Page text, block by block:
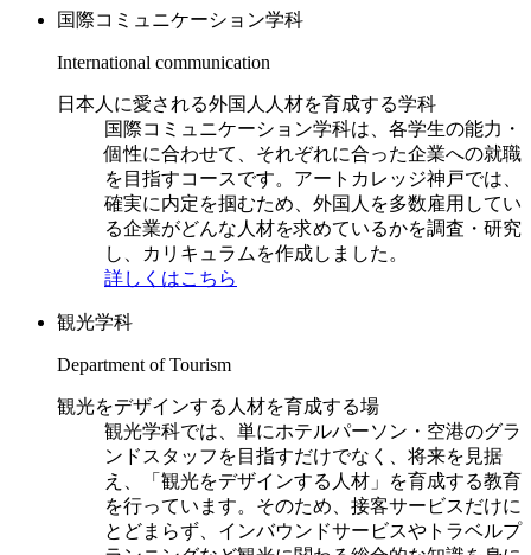
国際コミュニケーション学科
International communication
日本人に愛される外国人人材を育成する学科
国際コミュニケーション学科は、各学生の能力・
個性に合わせて、それぞれに合った企業への就職
を目指すコースです。アートカレッジ神戸では、
確実に内定を掴むため、外国人を多数雇用してい
る企業がどんな人材を求めているかを調査・研究
し、カリキュラムを作成しました。
詳しくはこちら
観光学科
Department of Tourism
観光をデザインする人材を育成する場
観光学科では、単にホテルパーソン・空港のグラ
ンドスタッフを目指すだけでなく、将来を見据
え、「観光をデザインする人材」を育成する教育
を行っています。そのため、接客サービスだけに
とどまらず、インバウンドサービスやトラベルプ